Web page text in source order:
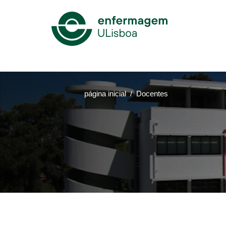
Mega
Menu
página inicial Docentes